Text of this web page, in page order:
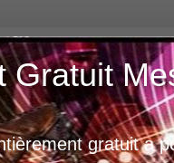
Gratuit
gratuit a